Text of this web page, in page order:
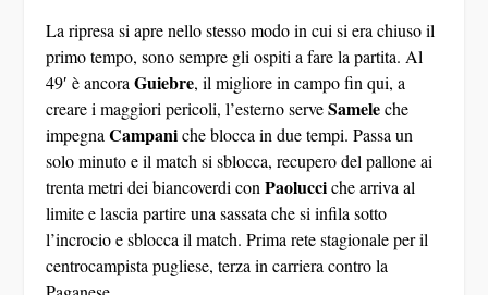
La ripresa si apre nello stesso modo in cui si era chiuso il
primo tempo, sono sempre gli ospiti a fare la partita. Al
49′ è ancoraGuiebre
, il migliore in campo fin qui, a
creare i maggiori pericoli, l’esterno serveSamele
che
impegna Campani che blocca in due tempi. Passa un
solo minuto e il match si sblocca, recupero del pallone ai
trenta metri dei biancoverdi conPaolucci che arriva al
limite e lascia partire una sassata che si infila sotto
l’incrocio e sblocca il match. Prima rete stagionale per il
centrocampista pugliese, terza in carriera contro la
Paganese.